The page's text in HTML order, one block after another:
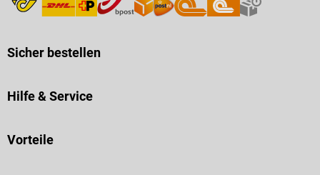
Sicher bestellen
Hilfe & Service
Vorteile